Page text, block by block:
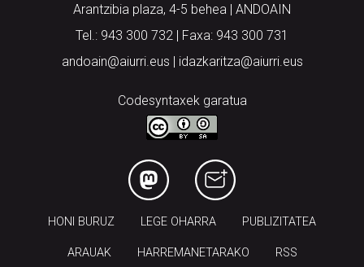
Arantzibia plaza, 4-5 behea | ANDOAIN
Tel.: 943 300 732 | Faxa: 943 300 731
andoain@aiurri.eus | idazkaritza@aiurri.eus
Codesyntaxek garatua
HONI BURUZ LEGE OHARRA PUBLIZITATEA
ARAUAK HARREMANETARAKO RSS